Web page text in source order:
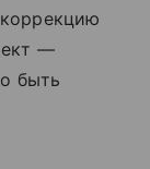
—
быть